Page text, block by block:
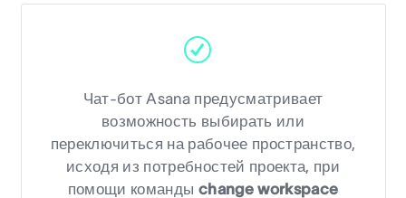
Чат-бот Asana предусматривает
возможность выбирать или
переключиться на рабочее пространство,
исходя из потребностей проекта, при
помощи команды change workspace